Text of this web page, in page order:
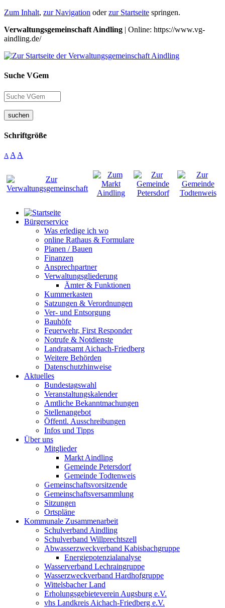
Zum Inhalt, zur Navigation oderzur Startseite springen.
Verwaltungsgemeinschaft Aindling | Online: https://www.vg-
aindling.de/
Suche VGem
suchen
Schriftgröße
A A A
Bürgerservice
Was erledige ich wo
online Rathaus & Formulare
Planen / Bauen
Finanzen
Ansprechpartner
Verwaltungsgliederung
Ämter & Funktionen
Kummerkasten
Satzungen & Verordnungen
Ver- und Entsorgung
Bauhöfe
Feuerwehr, First Responder
Notrufe & Notdienste
Landratsamt Aichach-Friedberg
Weitere Behörden
Datenschutzhinweise
Aktuelles
Bundestagswahl
Veranstaltungskalender
Amtliche Bekanntmachungen
Stellenangebot
Öffentl. Ausschreibungen
Infos und Tipps
Über uns
Mitglieder
Markt Aindling
Gemeinde Petersdorf
Gemeinde Todtenweis
Gemeinschaftsvorsitzende
Gemeinschaftsversammlung
Sitzungen
Ortspläne
Kommunale Zusammenarbeit
Schulverband Aindling
Schulverband Willprechtszell
Abwasserzweckverband Kabisbachgruppe
Energiepotenzialanalyse
Wasserverband Lechraingruppe
Wasserzweckverband Hardhofgruppe
Wittelsbacher Land
Erholungsgebieteverein Augsburg e.V.
vhs Landkreis Aichach-Friedberg e.V.